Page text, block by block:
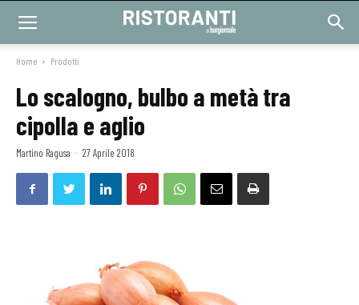
Home Prodotti
Lo scalogno, bulbo a metà tra
cipolla e aglio
Martino Ragusa - 27 Aprile 2018